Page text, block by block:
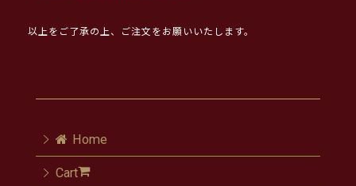
以上をご了承の上、ご注文をお願いいたします。
Home
Cart